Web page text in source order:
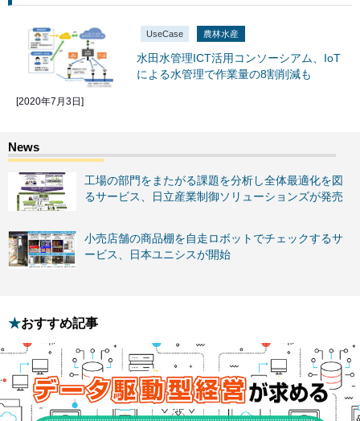
UseCase 農林水産
水田水管理ICT活用コンソーシアム、IoT
による水管理で作業量の8割削減も
[2020年7月3日]
工場の部門をまたがる課題を分析し全体最適化を図
るサービス、日立産業制御ソリューションズが発売
小売店舗の商品棚を自走ロボットでチェックするサ
ービス、日本ユニシスが開始
おすすめ記事